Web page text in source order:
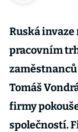
Ruská
pracovním
Tomáš
firmy
společností.